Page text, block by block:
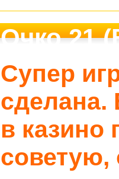
Очко 21
Супер
сделана.
в казино
советую,